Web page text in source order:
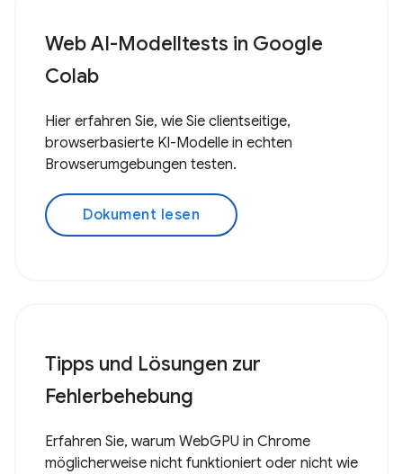
Web AI-Modelltests in Google
Colab
Hier erfahren Sie, wie Sie clientseitige,
browserbasierte KI-Modelle in echten
Browserumgebungen testen.
Dokument lesen
Tipps und Lösungen zur
Fehlerbehebung
Erfahren Sie, warum WebGPU in Chrome
möglicherweise nicht funktioniert oder nicht wie